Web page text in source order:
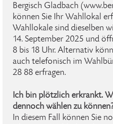
Bergisch Gladbach
können Sie Ihr Wahllokal
Wahllokale sind dieselben
14. September 2025 und
8 bis 18 Uhr. Alternativ
auch telefonisch im
28 88 erfragen.
Ich bin plötzlich erkrankt.
dennoch wählen zu
In diesem Fall können Sie